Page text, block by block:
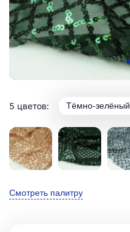
5 цветов: Тёмно-зелёный
Смотреть палитру